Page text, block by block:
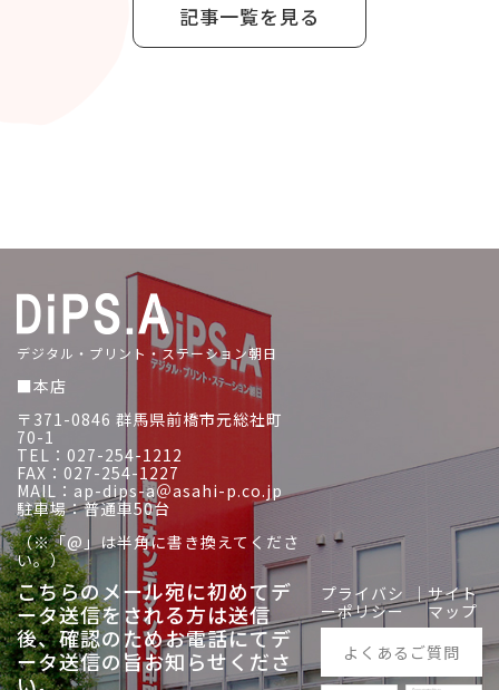
記事一覧を見る
デジタル・プリント・ステーション朝日
■本店
〒371-0846 群馬県前橋市元総社町
70-1
TEL：027-254-1212
FAX：027-254-1227
MAIL：ap-dips-a＠asahi-p.co.jp
駐車場：普通車50台
（※「@」は半角に書き換えてくださ
い。）
こちらのメール宛に初めてデ
ータ送信をされる方は送信
後、確認のためお電話にてデ
ータ送信の旨お知らせくださ
い。
プライバシ
ーポリシー
｜サイト
マップ
よくあるご質問